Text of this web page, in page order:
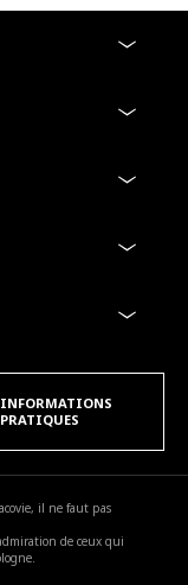
il ne faut pas
de ceux qui
INFORMATIONS
PRATIQUES